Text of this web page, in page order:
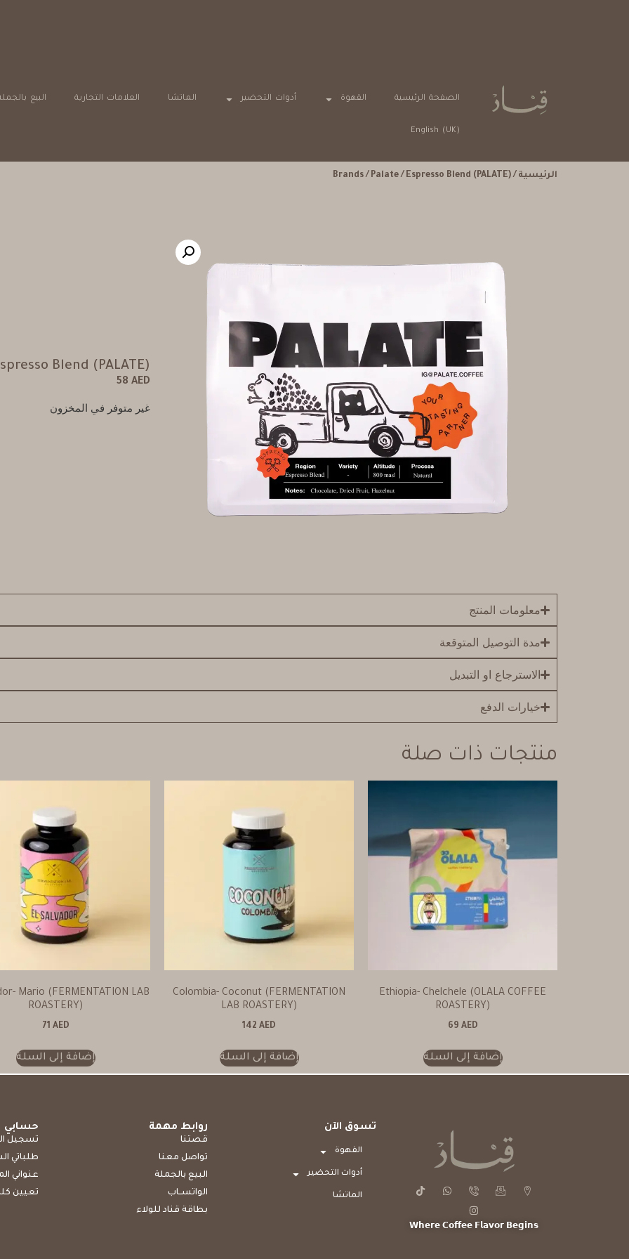
الصفحة الرئيسية القهوة أدوات التحضير الماتشا العلامات التجارية البيع
English (UK)
الرئيسية /
Brands/ Palate/ Espresso Blend (PALATE)
Blend (PALATE)
58 AED
غير متوفر في المخزون
معلومات المنتج
مدة التوصيل المتوقعة
الاسترجاع او التبديل
خيارات الدفع
منتجات ذات صلة
Ethiopia- Chelchele (OLALA COFFEE
ROASTERY)
69 AED
إضافة إلى السلة
Colombia- Coconut (FERMENTATION
LAB ROASTERY)
142 AED
إضافة إلى السلة
Mario (FERMENTATION LAB
ROASTERY)
71 AED
إضافة إلى السلة
𝗪𝗵𝗲𝗿𝗲 𝗖𝗼𝗳𝗳𝗲𝗲 𝗙𝗹𝗮𝘃𝗼𝗿 𝗕𝗲𝗴𝗶𝗻𝘀
تسوق الآن
القهوة
أدوات التحضير
الماتشا
روابط مهمة
قصتنا
تواصل معنا
البيع بالجملة
الواتســاب
بطاقة قناد للولاء
حسابي
تسجيل
طلباتي
عنواني
تعيين